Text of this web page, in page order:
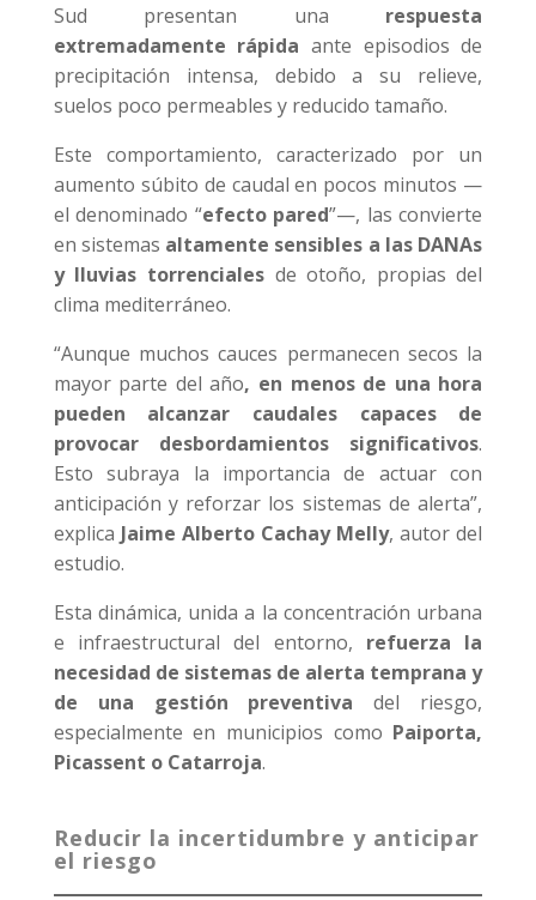
Sud presentan una respuesta
extremadamente rápida ante episodios de
precipitación intensa, debido a su relieve,
suelos poco permeables y reducido tamaño.
Este comportamiento, caracterizado por un
aumento súbito de caudal en pocos minutos —
el denominado “efecto pared”—, las convierte
en sistemas altamente sensibles a las DANAs
y lluvias torrencialesde otoño, propias del
clima mediterráneo.
“Aunque muchos cauces permanecen secos la
mayor parte del año, en menos de una hora
pueden alcanzar caudales capaces de
provocar desbordamientos significativos.
Esto subraya la importancia de actuar con
anticipación y reforzar los sistemas de alerta”,
explica Jaime Alberto Cachay Melly, autor del
estudio.
Esta dinámica, unida a la concentración urbana
e infraestructural del entorno, refuerza la
necesidad de sistemas de alerta temprana y
de una gestión preventiva del riesgo,
especialmente en municipios como Paiporta,
Picassent o Catarroja.
Reducir la incertidumbre y anticipar
el riesgo